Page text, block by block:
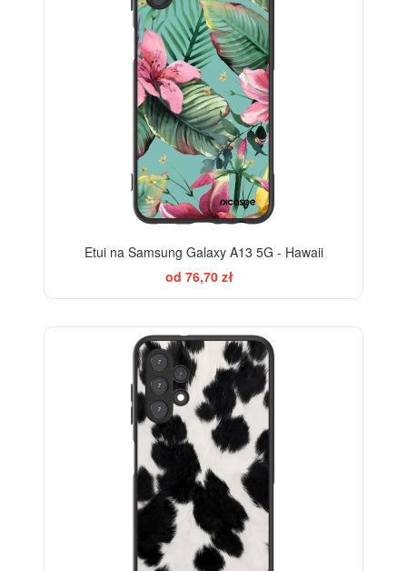
Etui na Samsung Galaxy A13 5G - Hawaii
od 76,70 zł